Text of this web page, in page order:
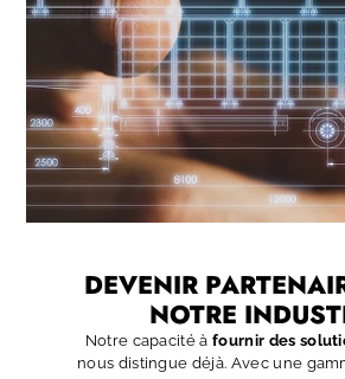
DEVENIR
NOTRE
Notre capacité àfournir des
nous distingue déjà. Avec une